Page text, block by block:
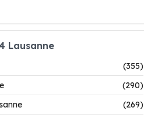
Lausanne
(355)
(290)
(269)